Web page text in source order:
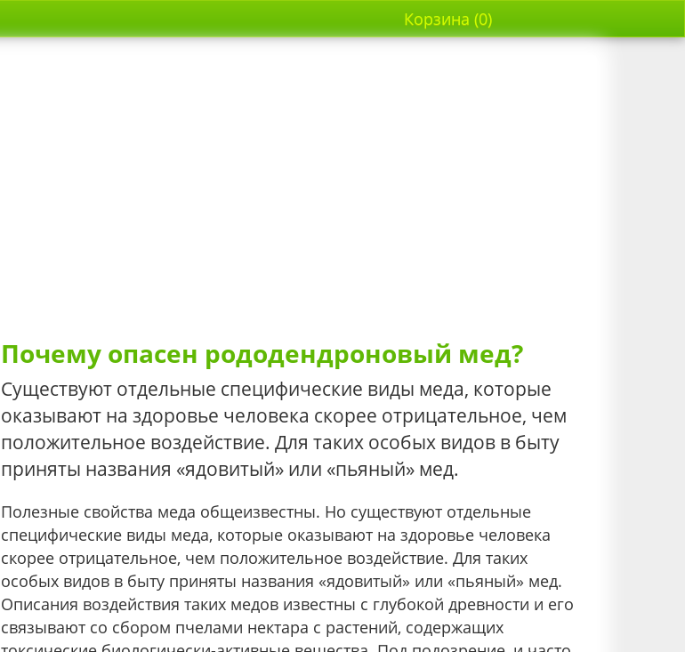
Корзина (0)
Почему опасен рододендроновый мед?
Существуют отдельные специфические виды меда, которые
оказывают на здоровье человека скорее отрицательное, чем
положительное воздействие. Для таких особых видов в быту
приняты названия «ядовитый» или «пьяный» мед.
Полезные свойства меда общеизвестны. Но существуют отдельные
специфические виды меда, которые оказывают на здоровье человека
скорее отрицательное, чем положительное воздействие. Для таких
особых видов в быту приняты названия «ядовитый» или «пьяный» мед.
Описания воздействия таких медов известны с глубокой древности и его
связывают со сбором пчелами нектара с растений, содержащих